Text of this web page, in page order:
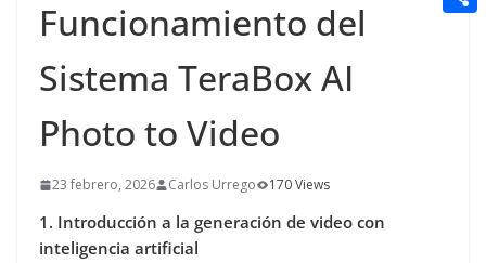
Funcionamiento del
Sistema TeraBox AI
Photo to Video
23 febrero, 2026 Carlos Urrego 170 Views
1. Introducción a la generación de video con
inteligencia artificial
n
a